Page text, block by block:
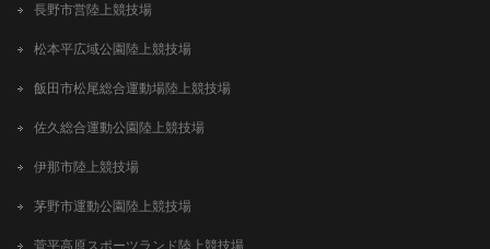
長野市営陸上競技場
松本平広域公園陸上競技場
飯田市松尾総合運動場陸上競技場
佐久総合運動公園陸上競技場
伊那市陸上競技場
茅野市運動公園陸上競技場
菅平高原スポーツランド陸上競技場